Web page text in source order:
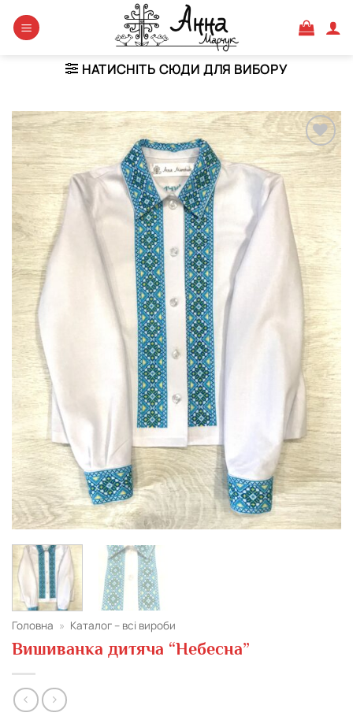
НАТИСНІТЬ СЮДИ ДЛЯ ВИБОРУ
Додати
виріб у
вибране
Головна » Каталог – всі вироби
Вишиванка дитяча “Небесна”